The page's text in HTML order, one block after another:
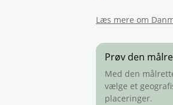
Læs mere om
Prøv den
Med den
vælge et
placeringer.